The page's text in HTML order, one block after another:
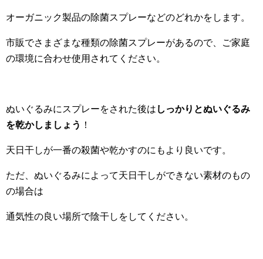
オーガニック製品の除菌スプレーなどのどれかをします。
市販でさまざまな種類の除菌スプレーがあるので、ご家庭
の環境に合わせ使用されてください。
ぬいぐるみにスプレーをされた後は しっかりとぬいぐるみ
を乾かしましょう ！
天日干しが一番の殺菌や乾かすのにもより良いです。
ただ、ぬいぐるみによって天日干しができない素材のもの
の場合は
通気性の良い場所で陰干しをしてください。